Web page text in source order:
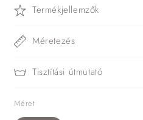
Termékjellemzők
Méretezés
Tisztítási útmutató
Méret